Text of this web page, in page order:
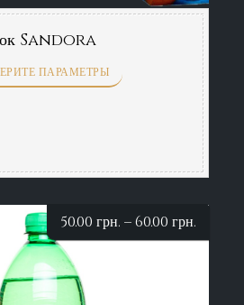
Sandora
ПАРАМЕТРЫ
50.00 грн. –60.00 грн.